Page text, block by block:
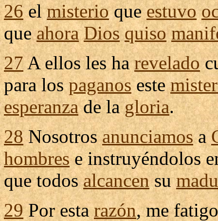
26elmisterioqueestuvo
queahora Dios quiso
27A ellos les harevelado
para lospaganoseste
esperanzade lagloria.
28Nosotrosanunciamosa
hombreseinstruyéndolos
que todosalcancensu
29Por estarazón, mefatigo